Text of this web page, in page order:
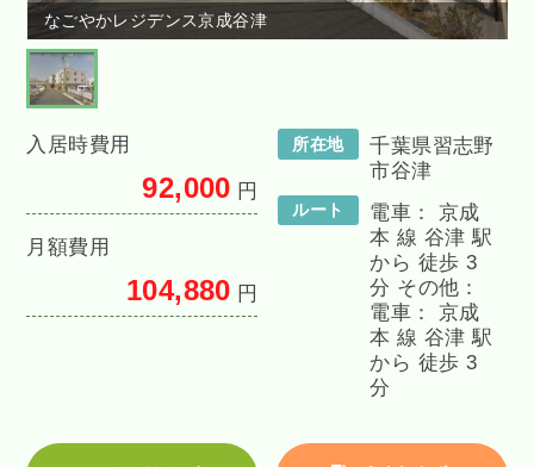
なごやかレジデンス京成谷津
入居時費用
92,000 円
月額費用
104,880 円
所在地
千葉県習志野
市谷津
ルート
電車： 京成
本 線 谷津 駅
から 徒歩 3
分 その他：
電車： 京成
本 線 谷津 駅
から 徒歩 3
分